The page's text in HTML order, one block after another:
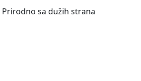
Prirodno sa dužih strana